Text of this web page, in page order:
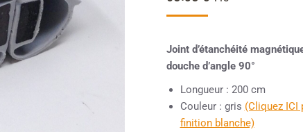
Joint d’étanchéité
douche d’angle 90°
Longueur : 200 cm
Couleur : gris (Cliquez ICI
finition blanche)